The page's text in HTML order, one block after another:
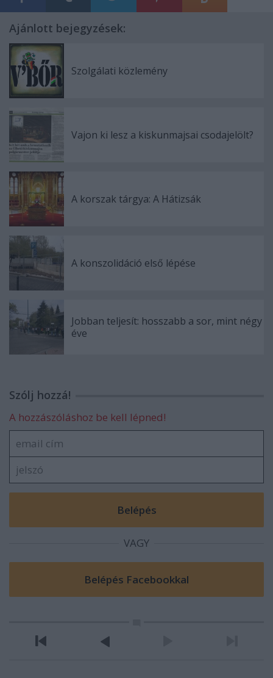
Ajánlott bejegyzések:
Szolgálati közlemény
Vajon ki lesz a kiskunmajsai csodajelölt?
A korszak tárgya: A Hátizsák
A konszolidáció első lépése
Jobban teljesít: hosszabb a sor, mint négy
éve
Szólj hozzá!
A hozzászóláshoz be kell lépned!
VAGY